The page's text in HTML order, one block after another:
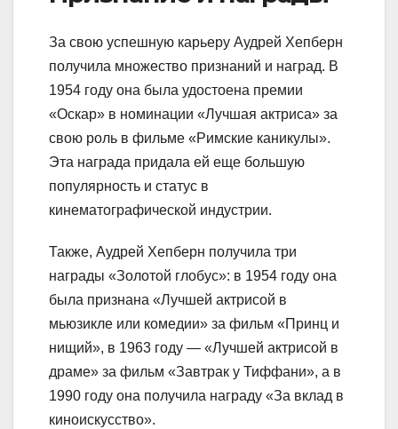
За свою успешную карьеру Аудрей Хепберн
получила множество признаний и наград. В
1954 году она была удостоена премии
«Оскар» в номинации «Лучшая актриса» за
свою роль в фильме «Римские каникулы».
Эта награда придала ей еще большую
популярность и статус в
кинематографической индустрии.
Также, Аудрей Хепберн получила три
награды «Золотой глобус»: в 1954 году она
была признана «Лучшей актрисой в
мьюзикле или комедии» за фильм «Принц и
нищий», в 1963 году — «Лучшей актрисой в
драме» за фильм «Завтрак у Тиффани», а в
1990 году она получила награду «За вклад в
киноискусство».